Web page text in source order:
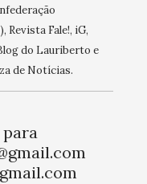
Revista Fale!, iG,
do Lauriberto e
de Notícias.